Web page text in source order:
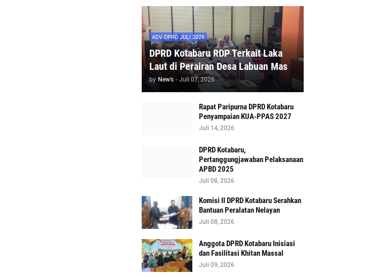
ADV DPRD JULI 2026
DPRD Kotabaru RDP Terkait Laka
Laut di Perairan Desa Labuan Mas
by New's - Juli 07, 2026
Rapat Paripurna DPRD Kotabaru
Penyampaian KUA-PPAS 2027
Juli 14, 2026
DPRD Kotabaru,
Pertanggungjawaban Pelaksanaan
APBD 2025
Juli 08, 2026
Komisi II DPRD Kotabaru Serahkan
Bantuan Peralatan Nelayan
Juli 08, 2026
Anggota DPRD Kotabaru Inisiasi
dan Fasilitasi Khitan Massal
Juli 09, 2026